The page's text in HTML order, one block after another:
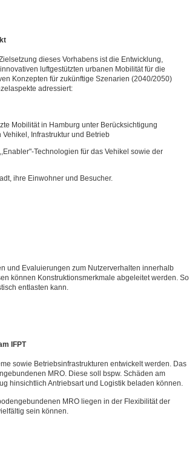
dieses Vorhabens ist die Entwicklung,
luftgestützten urbanen Mobilität für die
Konzepten für zukünftige Szenarien (2040/2050)
adressiert:
Mobilität in Hamburg unter Berücksichtigung
Infrastruktur und Betrieb
Technologien für das Vehikel sowie der
ihre Einwohner und Besucher.
und Evaluierungen zum Nutzerverhalten innerhalb
können Konstruktionsmerkmale abgeleitet werden. So
entlasten kann.
IFPT
sowie Betriebsinfrastrukturen entwickelt werden. Das
MRO. Diese soll bspw. Schäden am
hinsichtlich Antriebsart und Logistik beladen können.
MRO liegen in der Flexibilität der
sein können.